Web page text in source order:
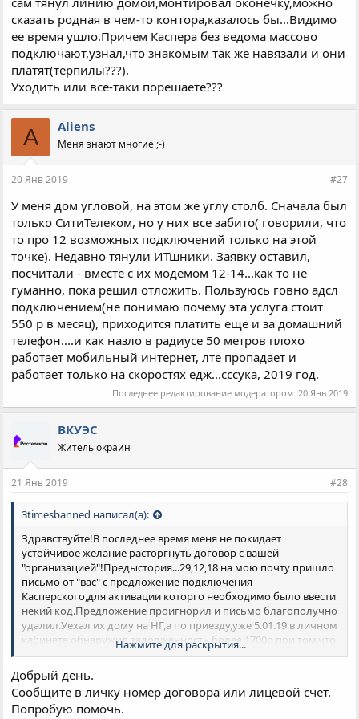
сказать родная в чем-то контора,казалось бы...Видимо
ее время ушло.Причем Каспера без ведома массово
подключают,узнал,что знакомым так же навязали и они
платят(терпилы???).
Уходить или все-таки порешаете???
A Aliens
Меня знают многие ;-)
20 Янв 2019 #27
У меня дом угловой, на этом же углу столб. Сначала был
только СитиТелеком, но у них все забито( говорили, что
то про 12 возможных подключений только на этой
точке). Недавно тянули ИТшники. Заявку оставил,
посчитали - вместе с их модемом 12-14...как то не
гуманно, пока решил отложить. Пользуюсь говно адсл
подключением(не понимаю почему эта услуга стоит
550 р в месяц), приходится платить еще и за домашний
телефон....и как назло в радиусе 50 метров плохо
работает мобильный интернет, лте пропадает и
работает только на скоростях едж...сссука, 2019 год.
Последнее редактирование модератором: 20 Янв 2019
ВКУЭС
Житель окраин
21 Янв 2019 #28
3timesbanned написал(а):
Здравствуйте!В последнее время меня не покидает
устойчивое желание расторгнуть договор с вашей
"организацией"!Предыстория...29,12,18 на мою почту пришло
письмо от "вас" с предложение подключения
Касперского,для активации которго необходимо было ввести
некий код.Предложение проигнорил и письмо благополучно
удалил.Уехал их дому на НГ,а по приезду,уже 5.01.19 в личном
кабинете обнаружил задолженность более 1700р,при том,что
всегда на протяжении многих лет баланс держу
положительным!
Звоню в поддержку и узнаю,что мне не только подключили
Каспера,но еще и изменили тариф на более
дорогой,"Игровой"!
Нажмите для раскрытия...
Добрый день.
Сообщите в личку номер договора или лицевой счет.
Попробую помочь.